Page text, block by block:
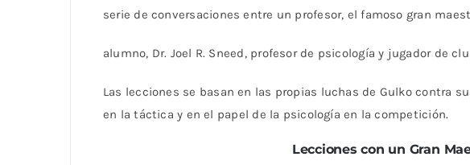
serie de conversaciones entre un profesor, el famoso gran
alumno, Dr. Joel R. Sneed, profesor de psicología y jugador de
Las lecciones se basan en las propias luchas de Gulko contra
en la táctica y en el papel de la psicología en la competición.
Lecciones con un Gran